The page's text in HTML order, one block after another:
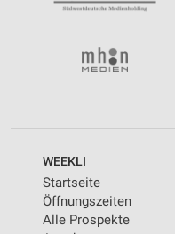
WEEKLI
Startseite
Öffnungszeiten
Alle Prospekte